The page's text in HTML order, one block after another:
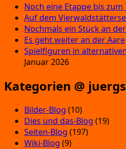
Noch eine Etappe bis zum
Auf dem
Nochmals ein Stück an
Es geht weiter an der Aare
Spielfiguren in
Januar 2026
Kategorien @
Bilder-Blog (10)
Dies und das-Blog (19)
Seiten-Blog (197)
Wiki-Blog (9)